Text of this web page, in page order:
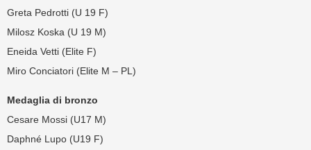
Greta Pedrotti (U 19 F)
Milosz Koska (U 19 M)
Eneida Vetti (Elite F)
Miro Conciatori (Elite M – PL)
Medaglia di bronzo
Cesare Mossi (U17 M)
Daphné Lupo (U19 F)